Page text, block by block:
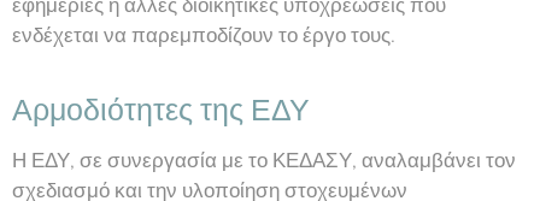
ενδέχεται να παρεμποδίζουν το έργο τους.
Αρμοδιότητες της ΕΔΥ
Η ΕΔΥ, σε συνεργασία με το ΚΕΔΑΣΥ, αναλαμβάνει τον
σχεδιασμό και την υλοποίηση στοχευμένων